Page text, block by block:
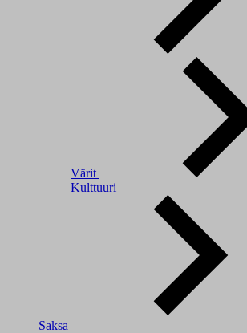
Värit
Kulttuuri
Saksa